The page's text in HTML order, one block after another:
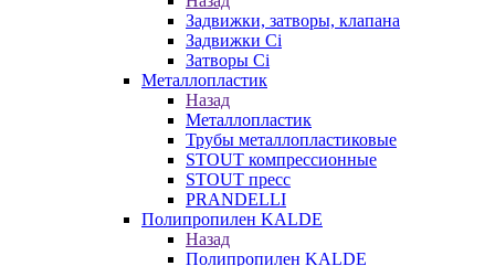
Задвижки, затворы, клапана
Задвижки Ci
Затворы Ci
Металлопластик
Назад
Металлопластик
Трубы металлопластиковые
STOUT компрессионные
STOUT пресс
PRANDELLI
Полипропилен KALDE
Назад
Полипропилен KALDE